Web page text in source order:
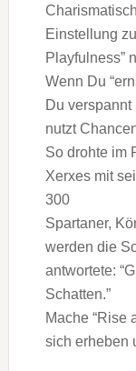
Einstellung
Playfulness”
Wenn Du
Du
nutzt
So drohte im
Xerxes mit
300
Spartaner,
werden die
antwortete:
Schatten.”
Mache “Rise
sich erheben